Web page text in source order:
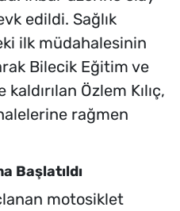
edildi. Sağlık
ilk müdahalesinin
Bilecik Eğitim ve
Özlem Kılıç,
rağmen
Başlatıldı
motosiklet